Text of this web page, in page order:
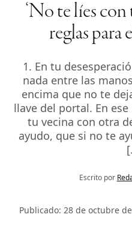
‘No te líes con
reglas para
1. En tu
nada entre las
encima que no te
llave del portal. En
tu vecina con otra
ayudo, que si no te
Escrito por
Publicado: 28 de octubre